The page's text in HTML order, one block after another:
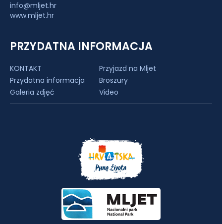
info@mljet.hr
www.mljet.hr
PRZYDATNA INFORMACJA
KONTAKT
Przyjazd na Mljet
Przydatna informacja
Broszury
Galeria zdjęć
Video